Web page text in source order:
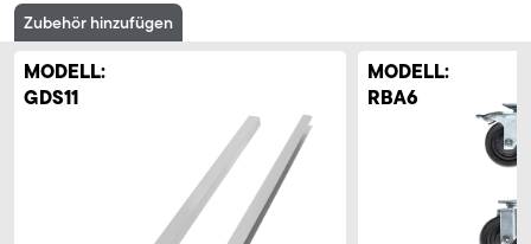
Zubehör hinzufügen
MODELL:
GDS11
MODELL:
RBA6